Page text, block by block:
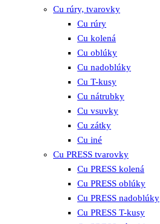
Cu rúry, tvarovky
Cu rúry
Cu kolená
Cu oblúky
Cu nadoblúky
Cu T-kusy
Cu nátrubky
Cu vsuvky
Cu zátky
Cu iné
Cu PRESS tvarovky
Cu PRESS kolená
Cu PRESS oblúky
Cu PRESS nadoblúky
Cu PRESS T-kusy